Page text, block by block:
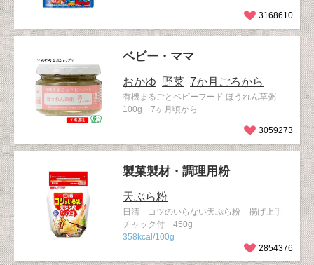
3168610
ベビー・ママ
おかゆ 野菜 7か月ごろから
有機まるごとベビーフード ほうれん草粥
100g 7ヶ月頃から
3059273
製菓製材・調理用粉
天ぷら粉
日清 コツのいらない天ぷら粉 揚げ上手
チャック付 450g
358kcal/100g
2854376